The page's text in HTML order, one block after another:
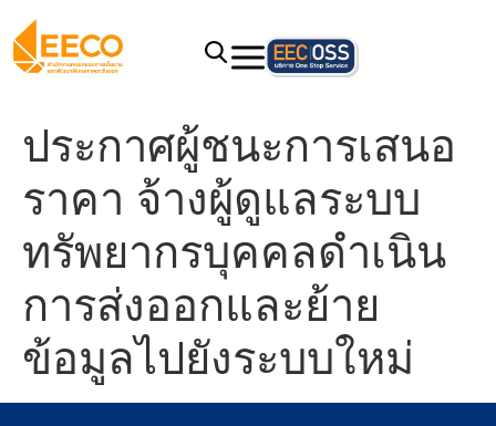
ประกาศผู้ชนะการเสนอ
ราคา จ้างผู้ดูแลระบบ
ทรัพยากรบุคคลดำเนิน
การส่งออกและย้าย
ข้อมูลไปยังระบบใหม่